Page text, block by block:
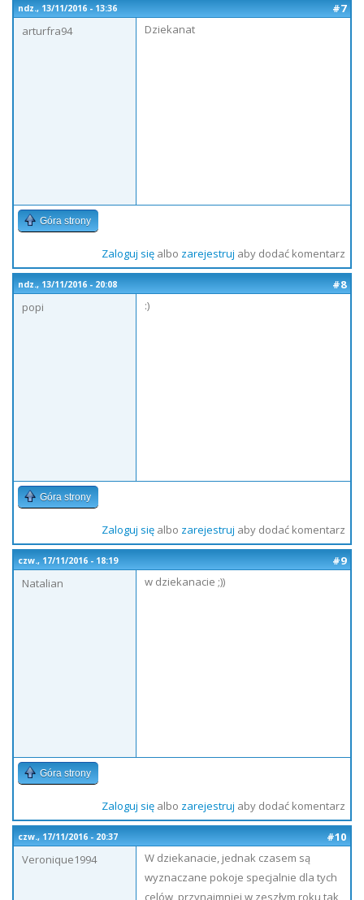
ndz., 13/11/2016 - 13:36
#7
arturfra94
Dziekanat
Góra strony
Zaloguj sięalbo zarejestruj aby dodać komentarz
ndz., 13/11/2016 - 20:08
#8
popi
:)
Góra strony
Zaloguj sięalbo zarejestruj aby dodać komentarz
czw., 17/11/2016 - 18:19
#9
Natalian
w dziekanacie ;))
Góra strony
Zaloguj sięalbo zarejestruj aby dodać komentarz
czw., 17/11/2016 - 20:37
#10
Veronique1994
W dziekanacie, jednak czasem są
wyznaczane pokoje specjalnie dla tych
celów, przynajmniej w zeszłym roku tak